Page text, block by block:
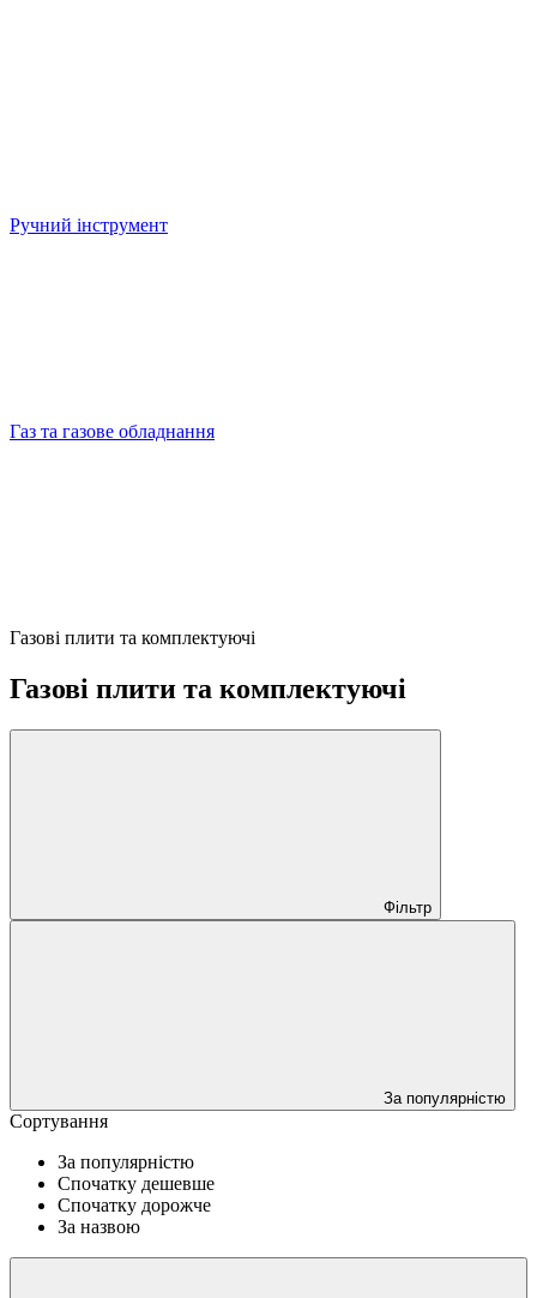
Ручний інструмент
Газ та газове обладнання
Газові плити та комплектуючі
Газові плити та комплектуючі
Фільтр
За популярністю
Сортування
За популярністю
Спочатку дешевше
Спочатку дорожче
За назвою